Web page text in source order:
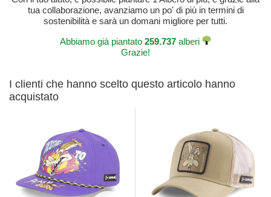
tua collaborazione, avanziamo un po' di più in termini di
sostenibilità e sarà un domani migliore per tutti.
Abbiamo già piantato 259.737 alberi
Grazie!
I clienti che hanno scelto questo articolo hanno
acquistato